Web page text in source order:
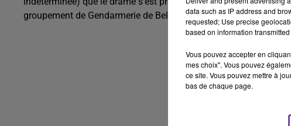
groupement de Gendarmerie de Bellac est en cours.
data such as IP address and
requested; Use precise
based on information
Vous pouvez accepter en
mes choix". Vous pouvez
ce site. Vous pouvez mettre à
bas de chaque page.